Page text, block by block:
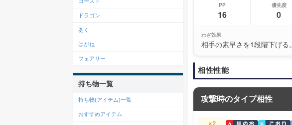
PP
16
優先度
0
わざ効果
相手の素早さを1段階下げる。
相性性能
攻撃時のタイプ相性
ドラゴン
あく
はがね
フェアリー
持ち物一覧
持ち物(アイテム)一覧
おすすめアイテム